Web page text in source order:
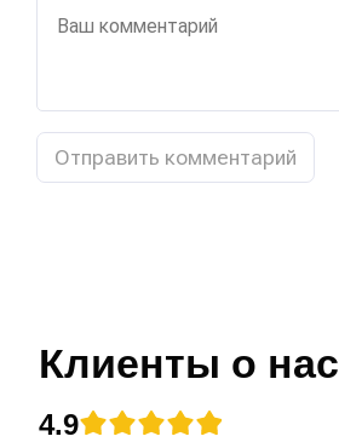
Клиенты о нас
4.9